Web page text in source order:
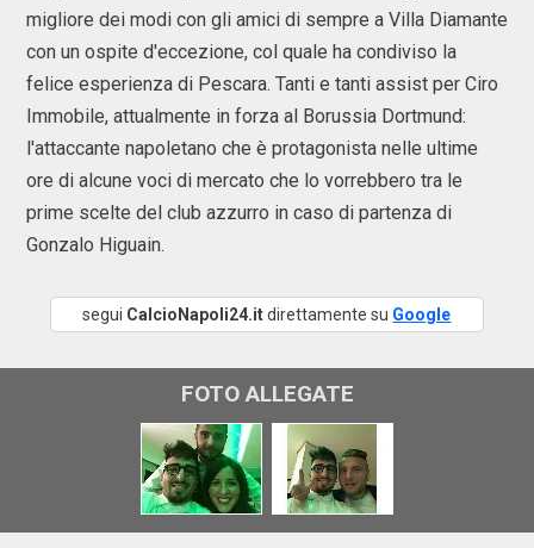
migliore dei modi con gli amici di sempre a Villa Diamante
con un ospite d'eccezione, col quale ha condiviso la
felice esperienza di Pescara. Tanti e tanti assist per Ciro
Immobile, attualmente in forza al Borussia Dortmund:
l'attaccante napoletano che è protagonista nelle ultime
ore di alcune voci di mercato che lo vorrebbero tra le
prime scelte del club azzurro in caso di partenza di
Gonzalo Higuain.
segui CalcioNapoli24.itdirettamente su Google
FOTO ALLEGATE